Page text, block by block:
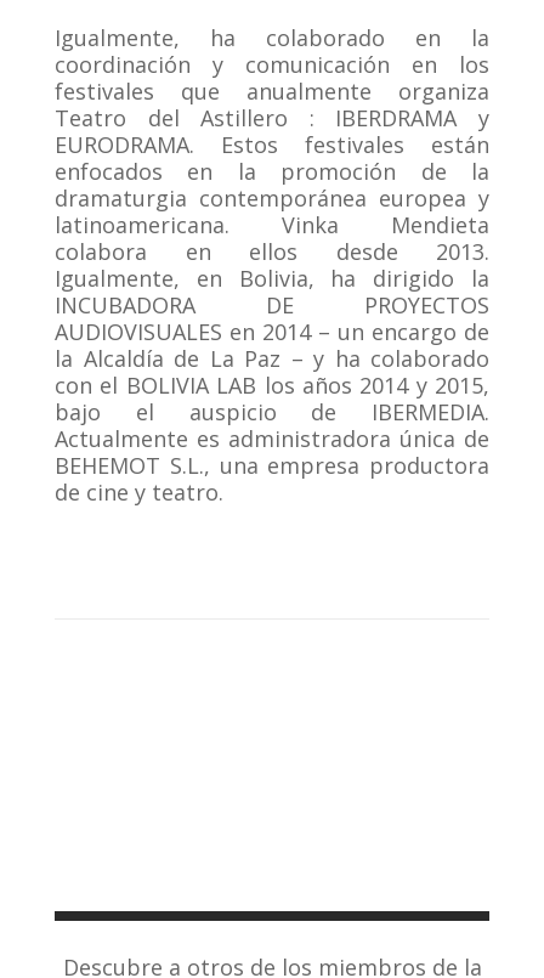
Igualmente, ha colaborado en la
coordinación y comunicación en los
festivales que anualmente organiza
Teatro del Astillero : IBERDRAMA y
EURODRAMA. Estos festivales están
enfocados en la promoción de la
dramaturgia contemporánea europea y
latinoamericana. Vinka Mendieta
colabora en ellos desde 2013.
Igualmente, en Bolivia, ha dirigido la
INCUBADORA DE PROYECTOS
AUDIOVISUALES en 2014 – un encargo de
la Alcaldía de La Paz – y ha colaborado
con el BOLIVIA LAB los años 2014 y 2015,
bajo el auspicio de IBERMEDIA.
Actualmente es administradora única de
BEHEMOT S.L., una empresa productora
de cine y teatro.
Descubre a otros de los miembros de la